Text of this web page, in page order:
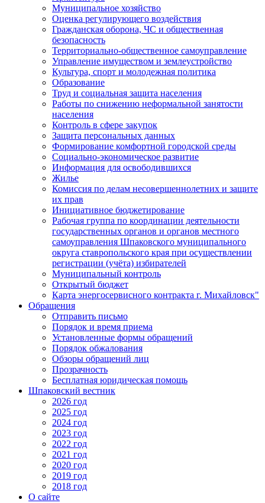
Муниципальное хозяйство
Оценка регулирующего воздействия
Гражданская оборона, ЧС и общественная
безопасность
Территориально-общественное самоуправление
Управление имуществом и землеустройство
Культура, спорт и молодежная политика
Образование
Труд и социальная защита населения
Работы по снижению неформальной занятости
населения
Контроль в сфере закупок
Защита персональных данных
Формирование комфортной городской среды
Социально-экономическое развитие
Информация для освободившихся
Жилье
Комиссия по делам несовершеннолетних и защите
их прав
Инициативное бюджетирование
Рабочая группа по координации деятельности
государственных органов и органов местного
самоуправления Шпаковского муниципального
округа ставропольского края при осуществлении
регистрации (учёта) избирателей
Муниципальный контроль
Открытый бюджет
Карта энергосервисного контракта г. Михайловск"
Обращения
Отправить письмо
Порядок и время приема
Установленные формы обращений
Порядок обжалования
Обзоры обращений лиц
Прозрачность
Бесплатная юридическая помощь
Шпаковский вестник
2026 год
2025 год
2024 год
2023 год
2022 год
2021 год
2020 год
2019 год
2018 год
О сайте